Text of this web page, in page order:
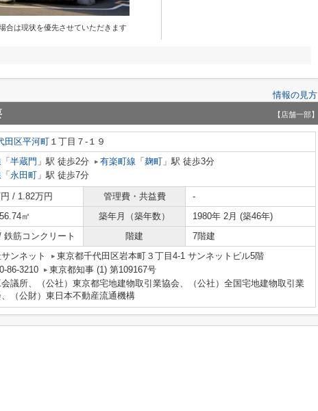
合は現状を優先させていただきます
情報の見方
【店舗一部】
田区平河町 １丁目７-１９
「 半蔵門 」駅 徒歩2分 有楽町線 「 麹町 」駅 徒歩3分
「 永田町 」駅 徒歩7分
/ 1.82万円 管理費・共益費
-
㎡ 築年月（築年数）
1980年 2月 (築46年)
鉄筋コンクリート 階建 7階建
ンネット
東京都千代田区岩本町３丁目4-1 サンネットビル5階
86-3210
東京都知事 (1) 第109167号
議所、（公社）東京都宅地建物取引業協会、（公社）全国宅地建物取引業
（公財）東日本不動産流通機構